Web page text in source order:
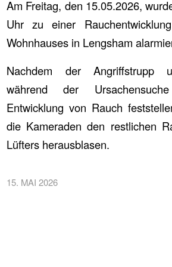
Am Freitag, den 15.05.2026,
Uhr zu einer
Wohnhauses in Lengsham
Nachdem der Angriffstrupp
während der
Entwicklung von Rauch
die Kameraden den restlichen
Lüfters herausblasen.
15. MAI 2026